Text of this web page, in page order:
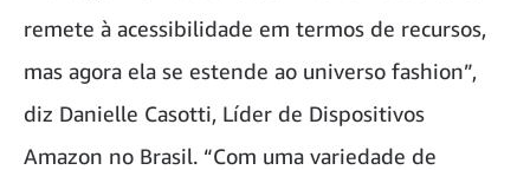
remete à acessibilidade em termos de recursos,
mas agora ela se estende ao universo fashion”,
diz Danielle Casotti, Líder de Dispositivos
Amazon no Brasil. “Com uma variedade de